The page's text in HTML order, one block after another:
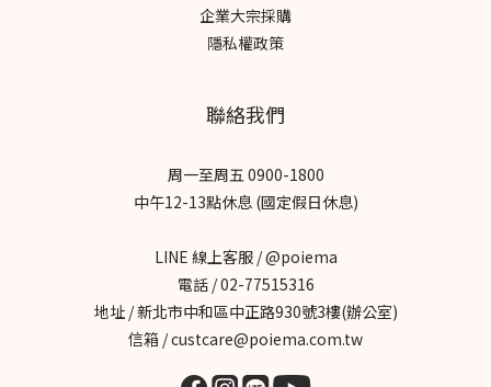
企業大宗採購
隱私權政策
聯絡我們
周一至周五 0900-1800
中午12-13點休息 (國定假日休息)
LINE 線上客服 / @poiema
電話 / 02-77515316
地址 / 新北市中和區中正路930號3樓(辦公室)
信箱 / custcare@poiema.com.tw